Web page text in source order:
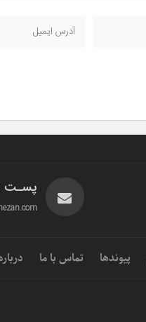
پسـت
پیوندها تماس با ما